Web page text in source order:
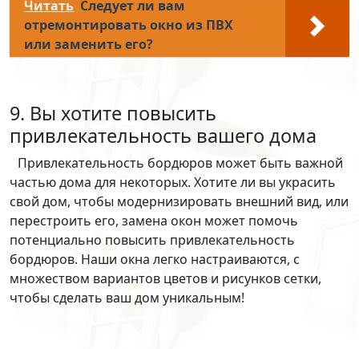
Читать Следует ли вам
отремонтировать окно из ПВХ
или заменить его?
9. Вы хотите повысить
привлекательность вашего дома
Привлекательность бордюров может быть важной
частью дома для некоторых. Хотите ли вы украсить
свой дом, чтобы модернизировать внешний вид, или
перестроить его, замена окон может помочь
потенциально повысить привлекательность
бордюров. Наши окна легко настраиваются, с
множеством вариантов цветов и рисунков сетки,
чтобы сделать ваш дом уникальным!